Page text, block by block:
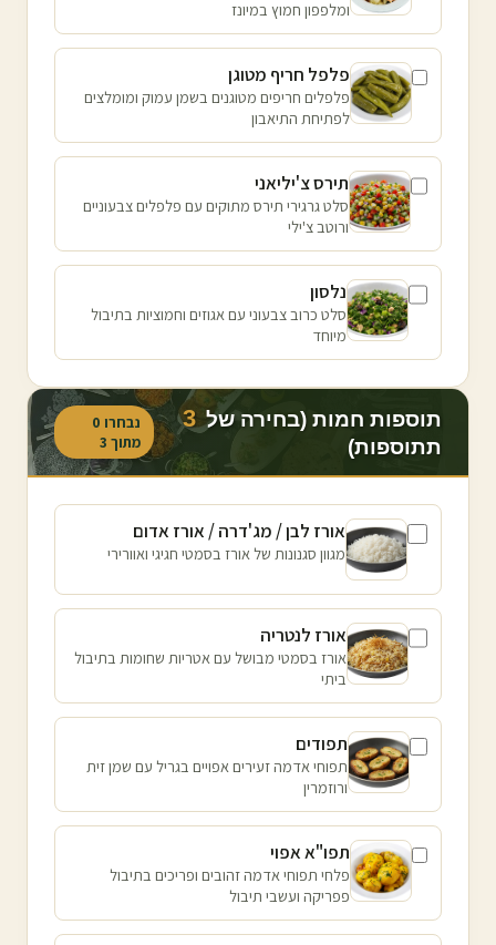
ומלפפון חמוץ במיונז
פלפל חריף מטוגן
פלפלים חריפים מטוגנים בשמן עמוק ומומלצים
לפתיחת התיאבון
תירס צ'יליאני
סלט גרגירי תירס מתוקים עם פלפלים צבעוניים
ורוטב צ'ילי
נלסון
סלט כרוב צבעוני עם אגוזים וחמוציות בתיבול
מיוחד
תוספות חמות (בחירה של 3
תתוספות)
נבחרו 0
מתוך 3
אורז לבן / מג'דרה / אורז אדום
מגוון סגנונות של אורז בסמטי חגיגי ואוורירי
אורז לנטריה
אורז בסמטי מבושל עם אטריות שחומות בתיבול
ביתי
תפודים
תפוחי אדמה זעירים אפויים בגריל עם שמן זית
ורוזמרין
תפו"א אפוי
פלחי תפוחי אדמה זהובים ופריכים בתיבול
פפריקה ועשבי תיבול